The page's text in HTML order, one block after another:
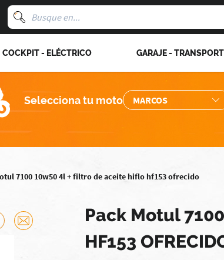
COCKPIT - ELÉCTRICO GARAJE -
Selecciona tu moto
7100 10w50 4l + filtro de aceite hiflo hf153 ofrecido
Pack Motul
HF153